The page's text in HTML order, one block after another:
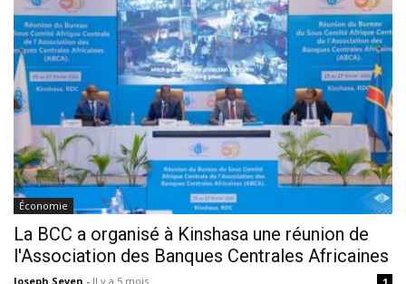
Économie
La BCC a organisé à Kinshasa une réunion de
l'Association des Banques Centrales Africaines
Joseph Seven - Il y a 5 mois